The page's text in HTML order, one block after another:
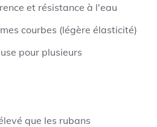
et résistance à l'eau
courbes (légère élasticité)
pour plusieurs
que les rubans